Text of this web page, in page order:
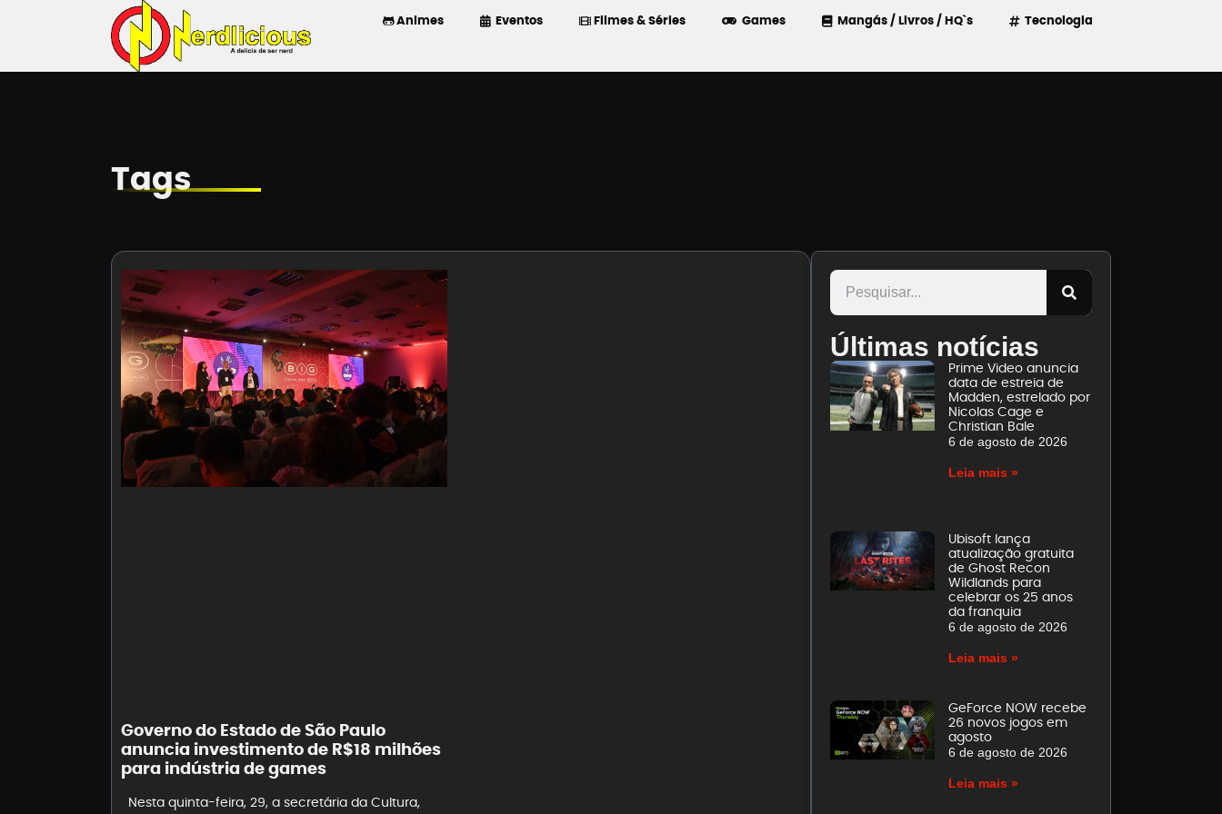
Animes Eventos Filmes & Séries Games Mangás / Livros / HQ`s Tecnologia
Tags
Governo do Estado de São Paulo
anuncia investimento de R$18 milhões
para indústria de games
Nesta quinta-feira, 29, a secretária da Cultura,
Últimas notícias
Prime Video anuncia
data de estreia de
Madden, estrelado por
Nicolas Cage e
Christian Bale
6 de agosto de 2026
Leia mais »
Ubisoft lança
atualização gratuita
de Ghost Recon
Wildlands para
celebrar os 25 anos
da franquia
6 de agosto de 2026
Leia mais »
GeForce NOW recebe
26 novos jogos em
agosto
6 de agosto de 2026
Leia mais »